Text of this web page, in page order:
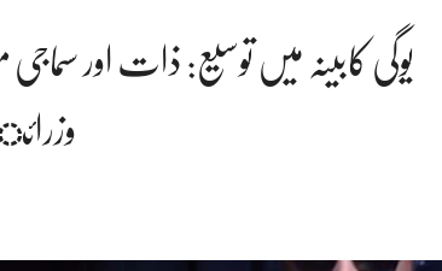
یوگی کابینہ میں توسیع: ذات اور